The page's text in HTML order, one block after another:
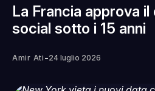
La Francia approva
social sotto i 15 anni
Amir Ati -24 luglio 2026